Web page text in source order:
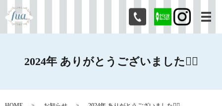
メ
2024年 ありがとうございました🙇‍♂️